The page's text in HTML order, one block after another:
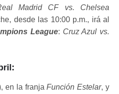
Madrid CF vs. Chelsea
desde las 10:00 p.m., irá al
League: Cruz Azul vs.
en la franjaFunción Estelar, y